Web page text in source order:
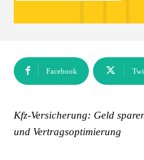
Facebook
Kfz-Versicherung: Geld
und Vertragsoptimierung